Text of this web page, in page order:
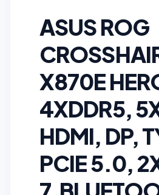
ASUS ROG
X870E
4XDDR5,
HDMI, DP,
PCIE 5.0,